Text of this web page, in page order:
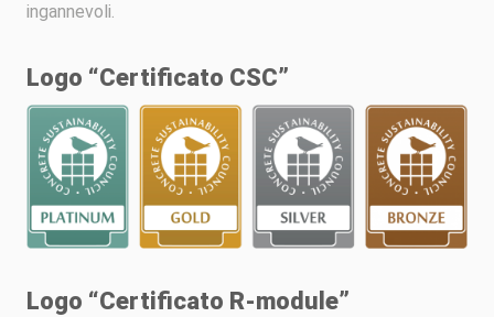
ingannevoli.
Logo “Certificato CSC”
Logo “Certificato R-module”